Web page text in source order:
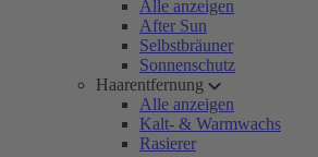
Alle anzeigen
After Sun
Selbstbräuner
Sonnenschutz
Haarentfernung
Alle anzeigen
Kalt- & Warmwachs
Rasierer